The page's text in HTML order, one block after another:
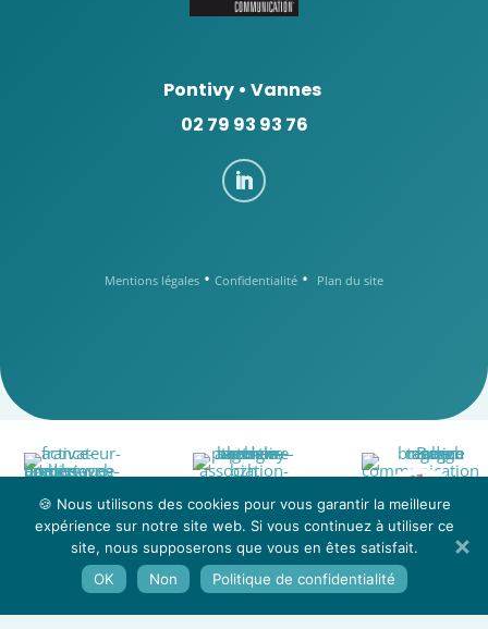
C
n
ta
a
c
c
t
t
e
e
z
-
n
n
o
o
u
u
s
Pontivy • Vannes
02 79 93 93 76
Mentions légales • Confidentialité • Plan du site
🍪 Nous utilisons des cookies pour vous garantir la meilleure
expérience sur notre site web. Si vous continuez à utiliser ce
site, nous supposerons que vous en êtes satisfait.
OK
Non Politique de confidentialité